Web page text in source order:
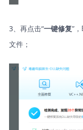
3、再点击“一键修复”
文件；